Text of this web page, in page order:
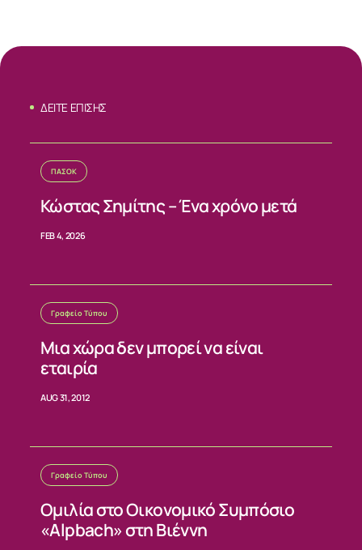
ΔΕΙΤΕ ΕΠΙΣΗΣ
ΠΑΣΟΚ
Κώστας Σημίτης – Ένα χρόνο μετά
FEB 4, 2026
Γραφείο Τύπου
Μια χώρα δεν μπορεί να είναι
εταιρία
AUG 31, 2012
Γραφείο Τύπου
Ομιλία στο Οικονομικό Συμπόσιο
«Alpbach» στη Βιέννη